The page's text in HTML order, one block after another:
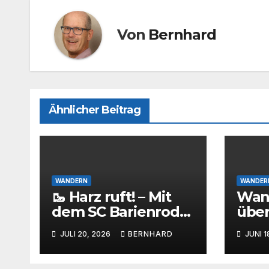
Von Bernhard
Ähnlicher Beitrag
WANDERN
🥾 Harz ruft! – Mit
dem SC Barienrode
Eckertalsperre
JULI 20, 2026 BERNHARD
des
JUNI